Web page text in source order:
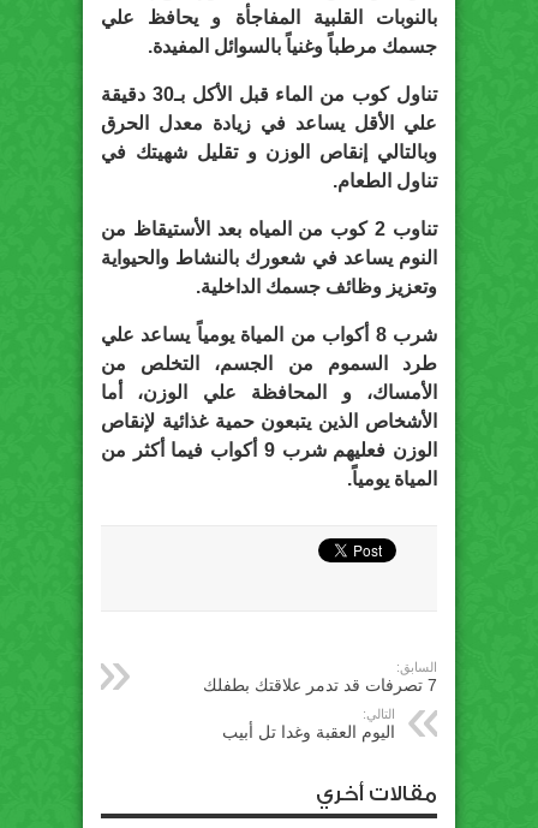
بالنوبات القلبية المفاجأة و يحافظ علي
جسمك مرطباً وغنياً بالسوائل المفيدة.
تناول كوب من الماء قبل الأكل بـ30 دقيقة
علي اﻷقل يساعد في زيادة معدل الحرق
وبالتالي إنقاص الوزن و تقليل شهيتك في
تناول الطعام.
تناوب 2 كوب من المياه بعد اﻷستيقاظ من
النوم يساعد في شعورك بالنشاط والحيواية
وتعزيز وظائف جسمك الداخلية.
شرب 8 أكواب من المياة يومياً يساعد علي
طرد السموم من الجسم، التخلص من
اﻷمساك، و المحافظة علي الوزن، أما
اﻷشخاص الذين يتبعون حمية غذائية ﻹنقاص
الوزن فعليهم شرب 9 أكواب فيما أكثر من
المياة يومياً.
السابق:
7 تصرفات قد تدمر علاقتك بطفلك
التالي:
اليوم العقبة وغدا تل أبيب
مقالات أخري